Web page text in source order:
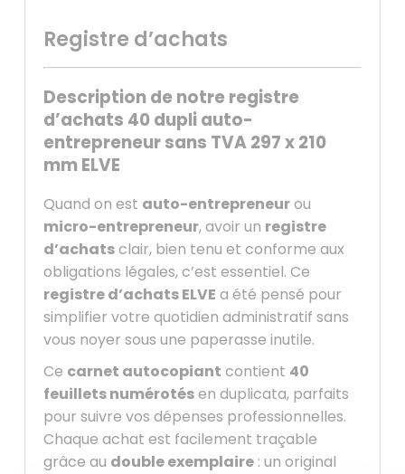
Registre d’achats
Description de notre registre
d’achats 40 dupli auto-
entrepreneur sans TVA 297 x 210
mm ELVE
Quand on est auto-entrepreneurou
micro-entrepreneur, avoir un registre
d’achatsclair, bien tenu et conforme aux
obligations légales, c’est essentiel. Ce
registre d’achats ELVE a été pensé pour
simplifier votre quotidien administratif sans
vous noyer sous une paperasse inutile.
Ce carnet autocopiant contient 40
feuillets numérotésen duplicata, parfaits
pour suivre vos dépenses professionnelles.
Chaque achat est facilement traçable
grâce au double exemplaire: un original